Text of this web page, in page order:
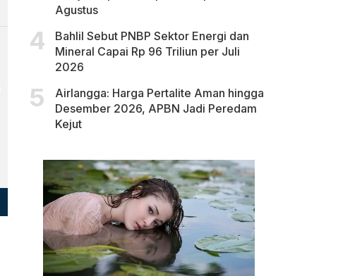
Agustus
Bahlil Sebut PNBP Sektor Energi dan
Mineral Capai Rp 96 Triliun per Juli
2026
Airlangga: Harga Pertalite Aman hingga
Desember 2026, APBN Jadi Peredam
Kejut